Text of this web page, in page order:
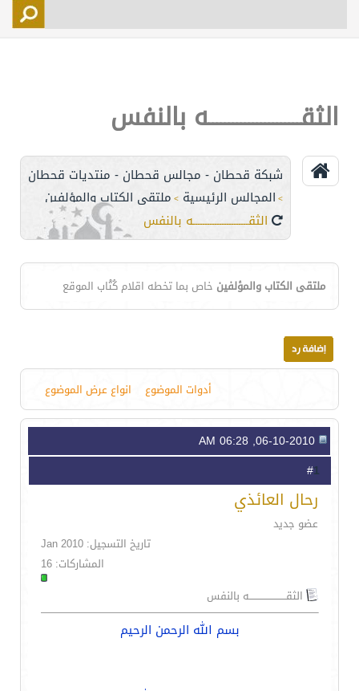
اتصل بنا
الثقـــــــــــــــــــــــه بالنفس
شبكة قحطان - مجالس قحطان - منتديات قحطان
> المجالس الرئيسية > ملتقى الكتاب والمؤلفين
الثقـــــــــــــــــــــــه بالنفس
ملتقى الكتاب والمؤلفين خاص بما تخطه اقلام كُتْاب الموقع
أدوات الموضوع انواع عرض الموضوع
1
رحال العائذي
عضو جديد
تاريخ التسجيل: Jan 2010
المشاركات: 16
الثقـــــــــــــــــــــــه بالنفس
بسم الله الرحمن الرحيم